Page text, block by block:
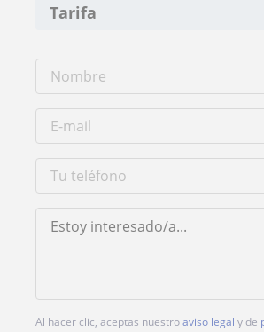
Tarifa
Al hacer clic, aceptas nuestroaviso legal y de